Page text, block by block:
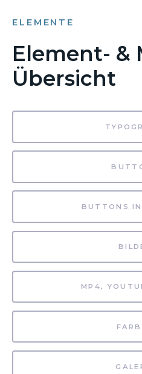
ELEMENTE
Element- &
Übersicht
BUTTONS
MP4,